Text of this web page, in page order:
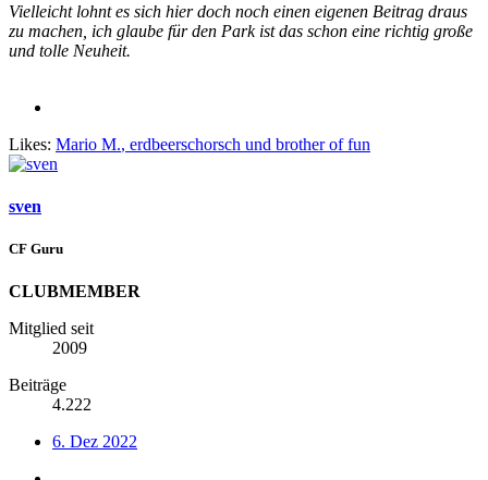
Vielleicht lohnt es sich hier doch noch einen eigenen Beitrag draus
zu machen, ich glaube für den Park ist das schon eine richtig große
und tolle Neuheit.
Likes: Mario M., erdbeerschorsch und brother of fun
sven
CF Guru
CLUBMEMBER
Mitglied seit
2009
Beiträge
4.222
6. Dez 2022